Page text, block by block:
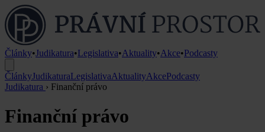
Články•Judikatura•Legislativa•Aktuality•Akce•Podcasty
ČlánkyJudikaturaLegislativaAktualityAkcePodcasty
Judikatura › Finanční právo
Finanční právo